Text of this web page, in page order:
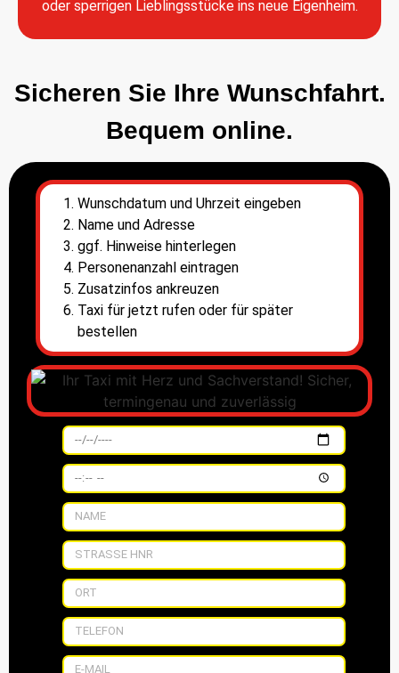
oder sperrigen Lieblingsstücke ins neue Eigenheim.
Sicheren Sie Ihre Wunschfahrt.
Bequem online.
Wunschdatum und Uhrzeit eingeben
Name und Adresse
ggf. Hinweise hinterlegen
Personenanzahl eintragen
Zusatzinfos ankreuzen
Taxi für jetzt rufen oder für später
bestellen